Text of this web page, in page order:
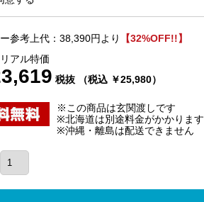
参考上代：38,390円より
【32%OFF!!】
アル特価
税抜 （税込 ￥25,980）
※この商品は玄関渡しです
※北海道は別途料金がかかります
※沖縄・離島は配送できません